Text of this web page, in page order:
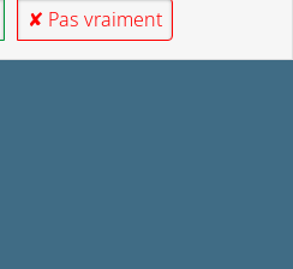
✘ Pas vraiment